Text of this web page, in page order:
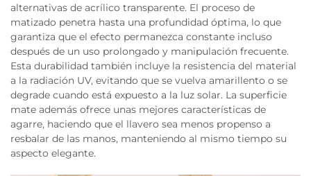
alternativas de acrílico transparente. El proceso de
matizado penetra hasta una profundidad óptima, lo que
garantiza que el efecto permanezca constante incluso
después de un uso prolongado y manipulación frecuente.
Esta durabilidad también incluye la resistencia del material
a la radiación UV, evitando que se vuelva amarillento o se
degrade cuando está expuesto a la luz solar. La superficie
mate además ofrece unas mejores características de
agarre, haciendo que el llavero sea menos propenso a
resbalar de las manos, manteniendo al mismo tiempo su
aspecto elegante.